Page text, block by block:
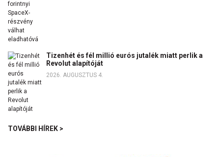
Tizenhét és fél millió eurós jutalék miatt perlik a
Revolut alapítóját
2026. AUGUSZTUS 4.
TOVÁBBI HÍREK >